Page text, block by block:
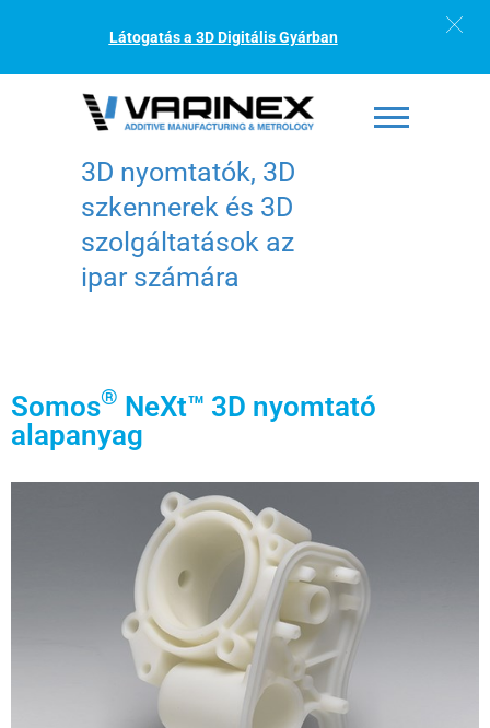
Látogatás a 3D Digitális Gyárban
3D nyomtatók, 3D
szkennerek és 3D
szolgáltatások az
ipar számára
Somos® NeXt™ 3D nyomtató
alapanyag